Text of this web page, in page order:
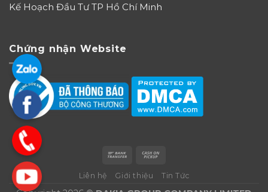
Kế Hoạch Đầu Tư TP Hồ Chí Minh
Chứng nhận Website
Liên hệ Giới thiệu Tin Tức